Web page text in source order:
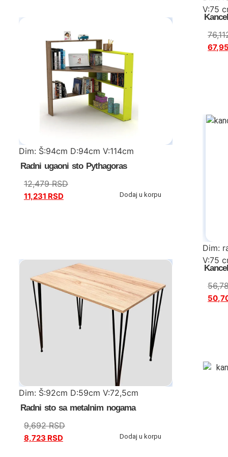
Dim: Š:94cm D:94cm V:114cm
Radni ugaoni sto Pythagoras
12,479RSD
11,231 RSD Dodaj u korpu
Dim: Š:92cm D:59cm V:72,5cm
Radni sto sa metalnim nogama
9,692RSD
8,723 RSD Dodaj u korpu
V:75
cm
Dim:
V:75